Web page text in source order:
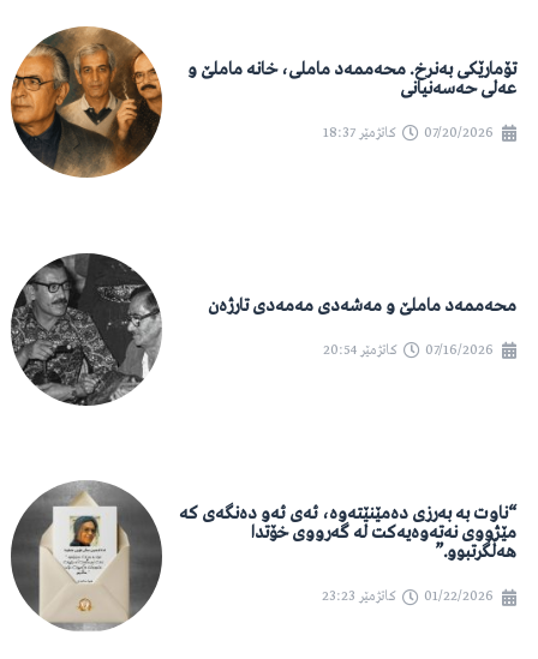
تۆمارێکی بەنرخ. محەممەد ماملی، خانە ماملێ و
عەلی حەسەنیانی
07/20/2026 کاتژمێر 18:37
محەممەد ماملێ و مەشەدی مەمەدی تارژەن
07/16/2026 کاتژمێر 20:54
“ناوت بە بەرزی دەمێنێتەوە، ئەی ئەو دەنگەی کە
مێژووی نەتەوەیەکت لە گەرووی خۆتدا
هەڵگرتبوو.”
01/22/2026 کاتژمێر 23:23